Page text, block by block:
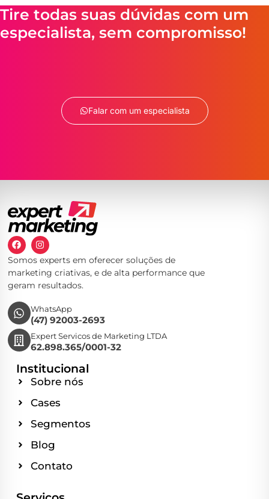
Tire todas suas dúvidas com um
especialista, sem compromisso!
Falar com um especialista
Somos experts em oferecer soluções de
marketing criativas, e de alta performance que
geram resultados.
WhatsApp
(47) 92003-2693
Expert Servicos de Marketing LTDA
62.898.365/0001-32
Institucional
Sobre nós
Cases
Segmentos
Blog
Contato